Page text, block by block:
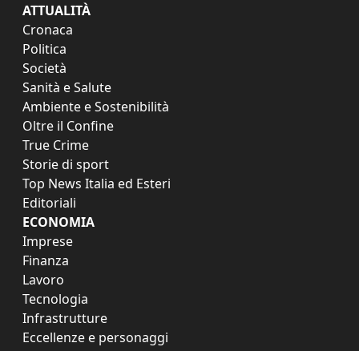
ATTUALITÀ
Cronaca
Politica
Società
Sanità e Salute
Ambiente e Sostenibilità
Oltre il Confine
True Crime
Storie di sport
Top News Italia ed Esteri
Editoriali
ECONOMIA
Imprese
Finanza
Lavoro
Tecnologia
Infrastrutture
Eccellenze e personaggi